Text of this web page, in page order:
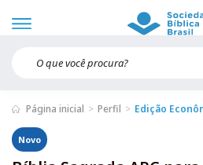
Página inicial Perfil Edição
Novo